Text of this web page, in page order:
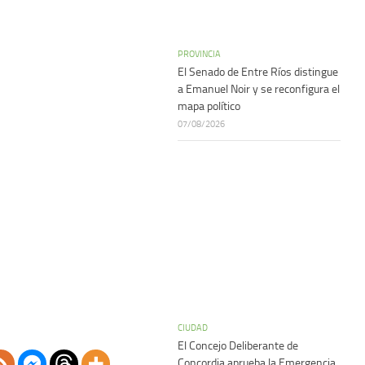
PROVINCIA
El Senado de Entre Ríos distingue
a Emanuel Noir y se reconfigura el
mapa político
07/08/2026
CIUDAD
El Concejo Deliberante de